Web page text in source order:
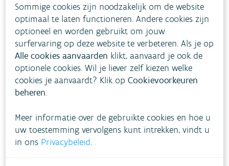
De VMM zorgt voortaan voor het beleid en
controle, terwijl lokale besturen en
rioolbeheerders instaan voor het dagelijkse
beheer. Cofinanciering maakt het mogelijk om
middelen en verantwoordelijkheden te delen,
wat de efficiëntie zal verhogen en voordelen
voor alle betrokken partijen oplevert. Dankzij
open en duidelijke informatie-uitwisseling zal
Sommige cookies zijn noodzakelijk om de website
optimaal te laten functioneren. Andere cookies zijn
optioneel en worden gebruikt om jouw
surfervaring op deze website te verbeteren. Als je op
Alle cookies aanvaarden klikt, aanvaard je ook de
optionele cookies. Wil je liever zelf kiezen welke
cookies je aanvaardt? Klik opCookievoorkeuren
beheren.
Meer informatie over de gebruikte cookies en hoe u
uw toestemming vervolgens kunt intrekken, vindt u
in ons Privacybeleid.